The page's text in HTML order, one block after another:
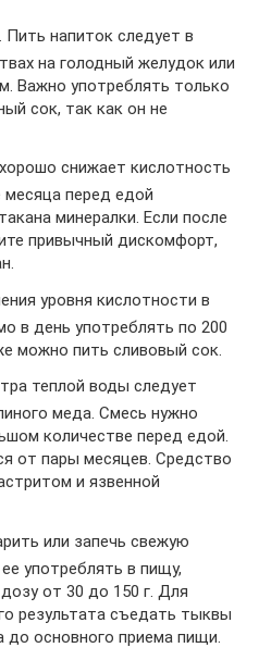
напиток следует в
на голодный желудок или
Важно употреблять только
сок, так как он не
снижает кислотность
месяца перед едой
минералки. Если после
привычный дискомфорт,
уровня кислотности в
в день употреблять по 200
можно пить сливовый сок.
теплой воды следует
меда. Смесь нужно
количестве перед едой.
от пары месяцев. Средство
и язвенной
или запечь свежую
употреблять в пищу,
от 30 до 150 г. Для
результата съедать тыквы
до основного приема пищи.